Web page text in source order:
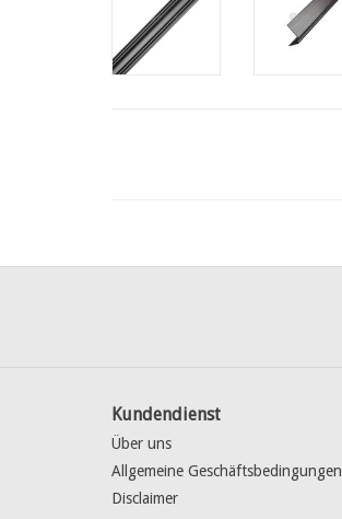
Kundendienst
Über uns
Allgemeine Geschäftsbedingungen
Disclaimer